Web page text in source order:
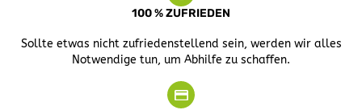
100 % ZUFRIEDEN
Sollte etwas nicht zufriedenstellend sein, werden wir alles
Notwendige tun, um Abhilfe zu schaffen.